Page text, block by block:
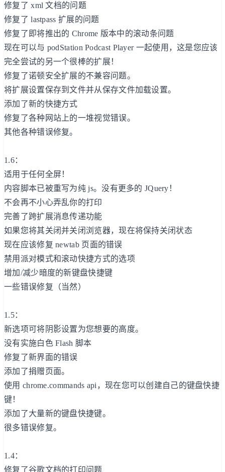
修复了 xml 文档的问题
修复了 lastpass 扩展的问题
修复了即将推出的 Chrome 版本中的滚动条问题
现在可以与 podStation Podcast Player 一起使用，这是您应该
完全尝试的另一个很棒的扩展！
修复了诺顿安全扩展的不兼容问题。
将扩展设置保存到文件并从保存文件加载设置。
添加了新的快捷方式
修复了各种网站上的一堆视觉错误。
其他各种错误修复。
1.6：
适用于任何全屏！
内容脚本已被重写为纯 js。没有更多的 JQuery！
不会再不小心弄乱你的打印
完善了跨扩展消息传递功能
如果您将其关闭并关闭浏览器，现在将保持关闭状态
现在应该修复 newtab 页面的错误
禁用派对模式和滚动快捷方式的选项
增加/减少暗度的新键盘快捷键
一些错误修复（当然）
1.5：
新选项可将阴影设置为您想要的高度。
没有实施白色 Flash 脚本
修复了新界面的错误
添加了捐赠页面。
使用 chrome.commands api，现在您可以创建自己的键盘快捷
键！
添加了大量新的键盘快捷键。
很多错误修复。
1.4：
修复了谷歌文档的打印问题